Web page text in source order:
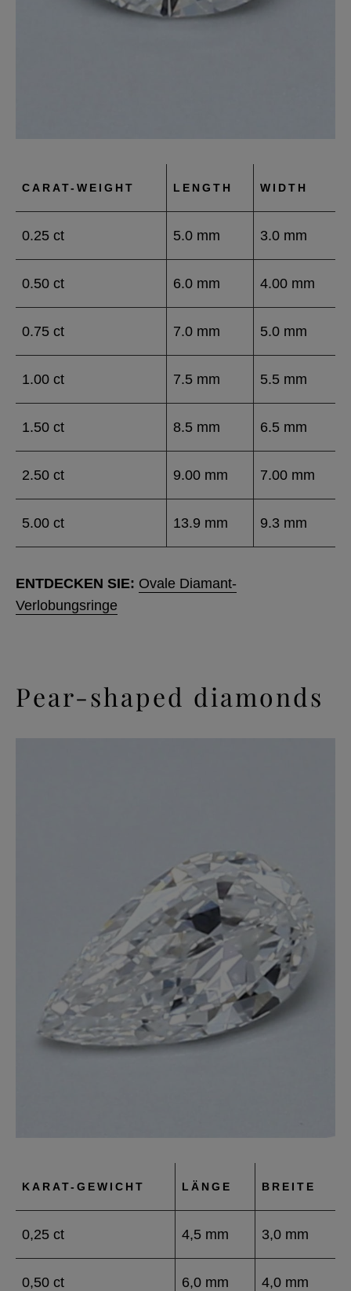
CARAT-WEIGHT LENGTH WIDTH
0.25 ct 5.0 mm 3.0 mm
0.50 ct 6.0 mm 4.00 mm
0.75 ct 7.0 mm 5.0 mm
1.00 ct 7.5 mm 5.5 mm
1.50 ct 8.5 mm 6.5 mm
2.50 ct 9.00 mm 7.00 mm
5.00 ct 13.9 mm 9.3 mm
ENTDECKEN SIE: Ovale Diamant-
Verlobungsringe
Pear-shaped diamonds
KARAT-GEWICHT LÄNGE BREITE
0,25 ct 4,5 mm 3,0 mm
0,50 ct 6,0 mm 4,0 mm